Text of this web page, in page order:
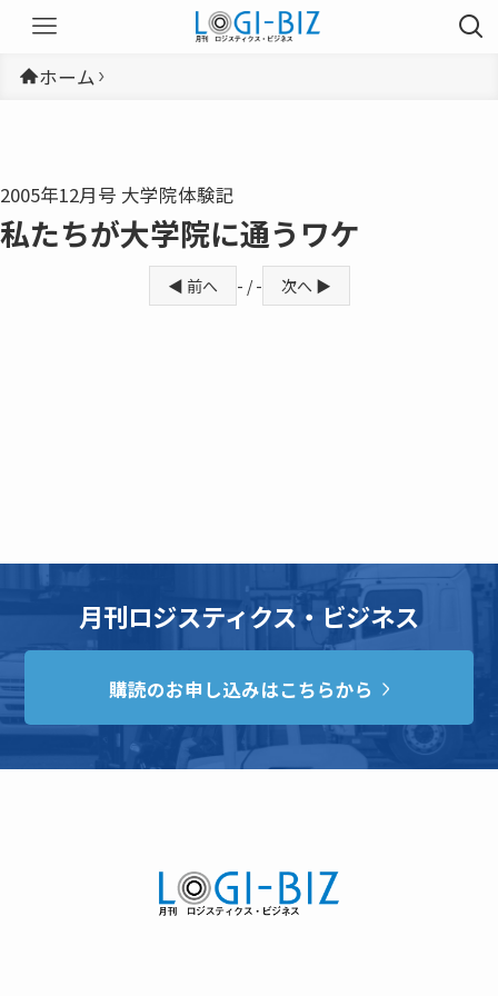
ホーム
2005年12月号 大学院体験記
私たちが大学院に通うワケ
◀ 前へ - / - 次へ ▶
月刊ロジスティクス・ビジネス
購読のお申し込みはこちらから